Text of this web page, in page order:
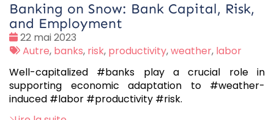
Banking on Snow: Bank Capital, Risk,
and Employment
Date
:
22 mai 2023
Tags
Autre, banks, risk, productivity,weather, labor
Well-capitalized #banks play a crucial role in
supporting economic adaptation to #weather-
induced #labor #productivity #risk.